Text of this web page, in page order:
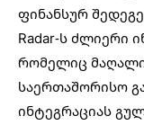
ფინანსურ
Radar-ს ძლიერი
რომელიც
საერთაშორისო
ინტეგრაციას